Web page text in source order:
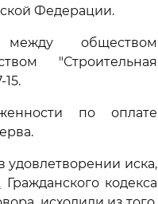
Федерации.
обществом
"Строительная
по оплате
удовлетворении иска,
Гражданского кодекса